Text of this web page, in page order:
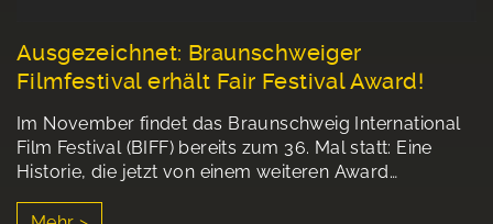
Ausgezeichnet: Braunschweiger
Filmfestival erhält Fair Festival Award!
Im November findet das Braunschweig International
Film Festival (BIFF) bereits zum 36. Mal statt: Eine
Historie, die jetzt von einem weiteren Award…